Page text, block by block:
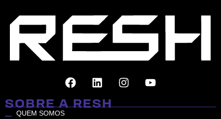
SOBRE A RESH
QUEM SOMOS